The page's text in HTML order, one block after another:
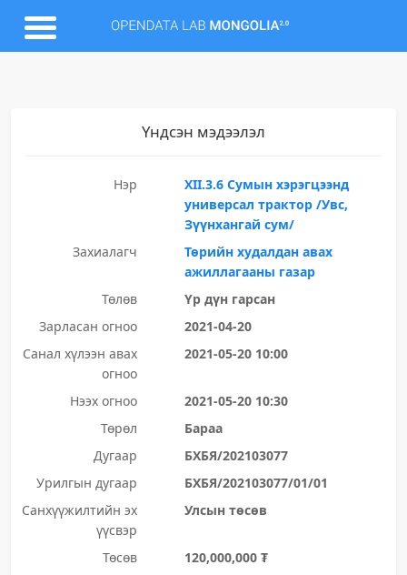
Үндсэн мэдээлэл
Нэр
XII.3.6 Сумын хэрэгцээнд
универсал трактор /Увс,
Зүүнхангай сум/
Захиалагч
Төрийн худалдан авах
ажиллагааны газар
Төлөв
Үр дүн гарсан
Зарласан огноо
2021-04-20
Санал хүлээн авах
огноо
2021-05-20 10:00
Нээх огноо
2021-05-20 10:30
Төрөл
Бараа
Дугаар
БХБЯ/202103077
Урилгын дугаар
БХБЯ/202103077/01/01
Санхүүжилтийн эх
үүсвэр
Улсын төсөв
Төсөв
120,000,000 ₮